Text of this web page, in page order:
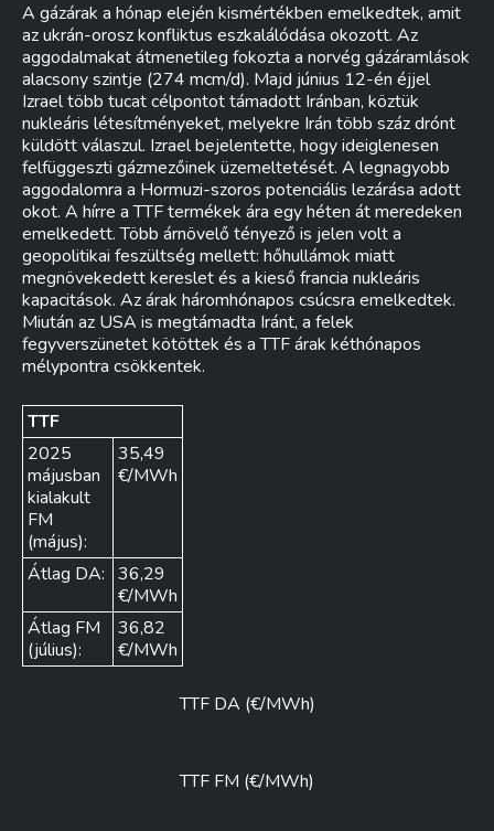
A gázárak a hónap elején kismértékben emelkedtek, amit
az ukrán-orosz konfliktus eszkalálódása okozott. Az
aggodalmakat átmenetileg fokozta a norvég gázáramlások
alacsony szintje (274 mcm/d). Majd június 12-én éjjel
Izrael több tucat célpontot támadott Iránban, köztük
nukleáris létesítményeket, melyekre Irán több száz drónt
küldött válaszul. Izrael bejelentette, hogy ideiglenesen
felfüggeszti gázmezőinek üzemeltetését. A legnagyobb
aggodalomra a Hormuzi-szoros potenciális lezárása adott
okot. A hírre a TTF termékek ára egy héten át meredeken
emelkedett. Több árnövelő tényező is jelen volt a
geopolitikai feszültség mellett: hőhullámok miatt
megnövekedett kereslet és a kieső francia nukleáris
kapacitások. Az árak háromhónapos csúcsra emelkedtek.
Miután az USA is megtámadta Iránt, a felek
fegyverszünetet kötöttek és a TTF árak kéthónapos
mélypontra csökkentek.
TTF
2025
májusban
kialakult
FM
(május):
35,49
€/MWh
Átlag DA: 36,29
€/MWh
Átlag FM
(július):
36,82
€/MWh
TTF DA (€/MWh)
TTF FM (€/MWh)